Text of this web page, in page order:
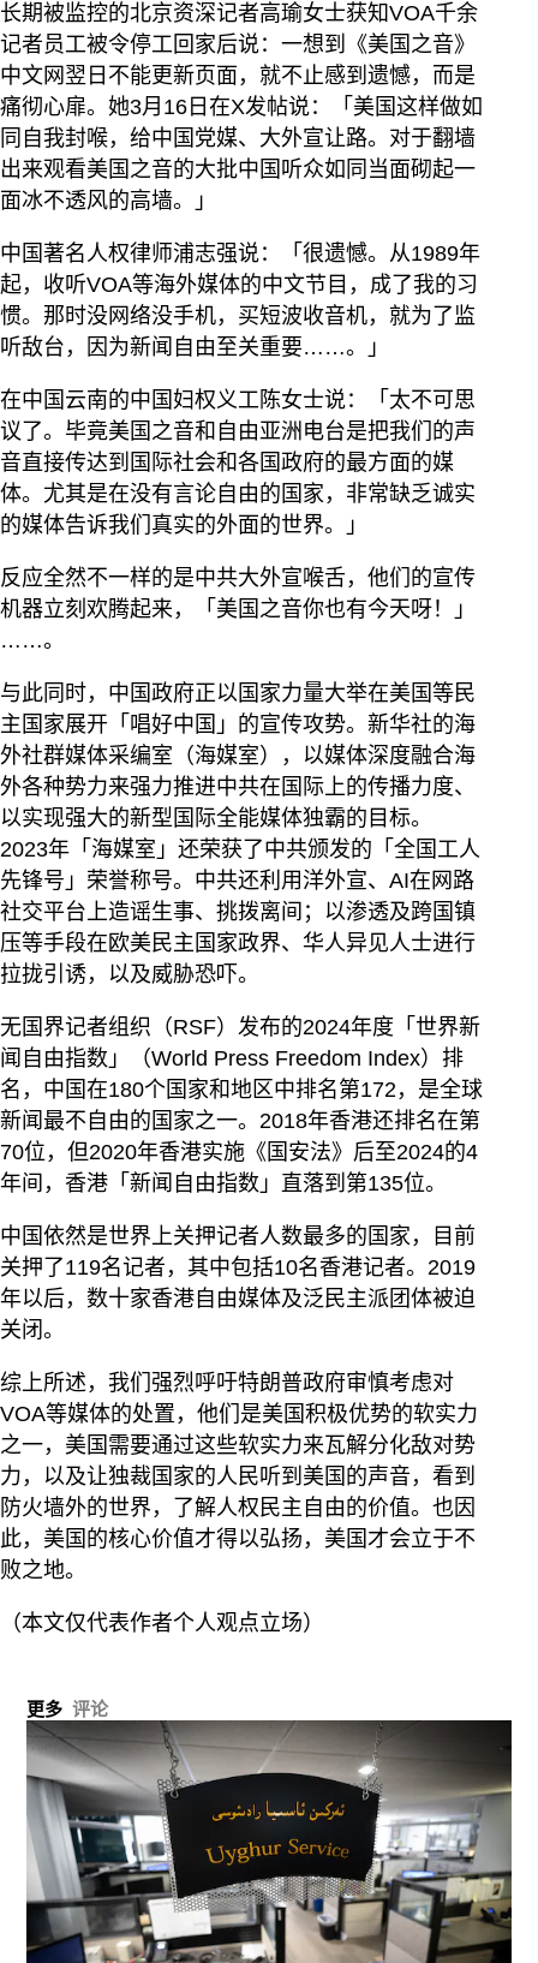
长期被监控的北京资深记者高瑜女士获知VOA千余
记者员工被令停工回家后说：一想到《美国之音》
中文网翌日不能更新页面，就不止感到遗憾，而是
痛彻心扉。她3月16日在X发帖说：「美国这样做如
同自我封喉，给中国党媒、大外宣让路。对于翻墙
出来观看美国之音的大批中国听众如同当面砌起一
面冰不透风的高墙。」
中国著名人权律师浦志强说：「很遗憾。从1989年
起，收听VOA等海外媒体的中文节目，成了我的习
惯。那时没网络没手机，买短波收音机，就为了监
听敌台，因为新闻自由至关重要……。」
在中国云南的中国妇权义工陈女士说：「太不可思
议了。毕竟美国之音和自由亚洲电台是把我们的声
音直接传达到国际社会和各国政府的最方面的媒
体。尤其是在没有言论自由的国家，非常缺乏诚实
的媒体告诉我们真实的外面的世界。」
反应全然不一样的是中共大外宣喉舌，他们的宣传
机器立刻欢腾起来，「美国之音你也有今天呀！」
……。
与此同时，中国政府正以国家力量大举在美国等民
主国家展开「唱好中国」的宣传攻势。新华社的海
外社群媒体采编室（海媒室），以媒体深度融合海
外各种势力来强力推进中共在国际上的传播力度、
以实现强大的新型国际全能媒体独霸的目标。
2023年「海媒室」还荣获了中共颁发的「全国工人
先锋号」荣誉称号。中共还利用洋外宣、AI在网路
社交平台上造谣生事、挑拨离间；以渗透及跨国镇
压等手段在欧美民主国家政界、华人异见人士进行
拉拢引诱，以及威胁恐吓。
无国界记者组织（RSF）发布的2024年度「世界新
闻自由指数」（World Press Freedom Index）排
名，中国在180个国家和地区中排名第172，是全球
新闻最不自由的国家之一。2018年香港还排名在第
70位，但2020年香港实施《国安法》后至2024的4
年间，香港「新闻自由指数」直落到第135位。
中国依然是世界上关押记者人数最多的国家，目前
关押了119名记者，其中包括10名香港记者。2019
年以后，数十家香港自由媒体及泛民主派团体被迫
关闭。
综上所述，我们强烈呼吁特朗普政府审慎考虑对
VOA等媒体的处置，他们是美国积极优势的软实力
之一，美国需要通过这些软实力来瓦解分化敌对势
力，以及让独裁国家的人民听到美国的声音，看到
防火墙外的世界，了解人权民主自由的价值。也因
此，美国的核心价值才得以弘扬，美国才会立于不
败之地。
（本文仅代表作者个人观点立场）
更多 评论